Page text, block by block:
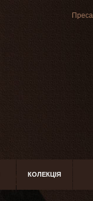
Преса
КОЛЕКЦІЯ